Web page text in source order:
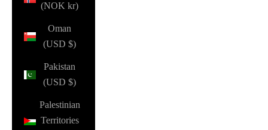
(NOK kr)
Oman
(USD $)
Pakistan
(USD $)
Palestinian
Territories